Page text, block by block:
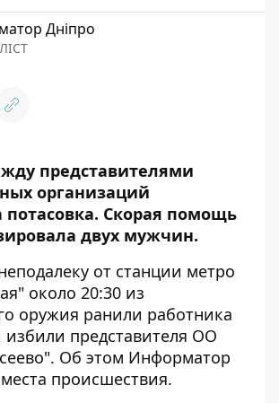
Дніпро
представителями
организаций
Скорая помощь
двух мужчин.
от станции метро
около 20:30 из
оружия ранили работника
представителя ОО
Об этом Информатор
происшествия.